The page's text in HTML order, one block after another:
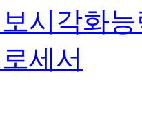
시각화
세서